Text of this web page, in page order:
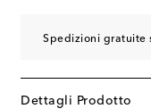
Spedizioni gratuite
Dettagli Prodotto